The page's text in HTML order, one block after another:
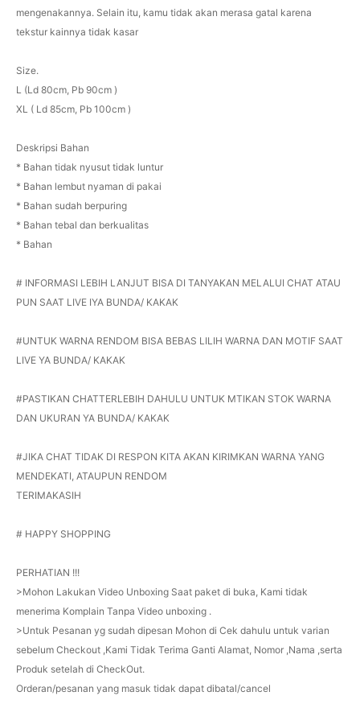
mengenakannya. Selain itu, kamu tidak akan merasa gatal karena
tekstur kainnya tidak kasar
Size.
L (Ld 80cm, Pb 90cm )
XL ( Ld 85cm, Pb 100cm )
Deskripsi Bahan
* Bahan tidak nyusut tidak luntur
* Bahan lembut nyaman di pakai
* Bahan sudah berpuring
* Bahan tebal dan berkualitas
* Bahan
# INFORMASI LEBIH LANJUT BISA DI TANYAKAN MELALUI CHAT ATAU
PUN SAAT LIVE IYA BUNDA/ KAKAK
#UNTUK WARNA RENDOM BISA BEBAS LILIH WARNA DAN MOTIF SAAT
LIVE YA BUNDA/ KAKAK
#PASTIKAN CHATTERLEBIH DAHULU UNTUK MTIKAN STOK WARNA
DAN UKURAN YA BUNDA/ KAKAK
#JIKA CHAT TIDAK DI RESPON KITA AKAN KIRIMKAN WARNA YANG
MENDEKATI, ATAUPUN RENDOM
TERIMAKASIH
# HAPPY SHOPPING
PERHATIAN !!!
>Mohon Lakukan Video Unboxing Saat paket di buka, Kami tidak
menerima Komplain Tanpa Video unboxing .
>Untuk Pesanan yg sudah dipesan Mohon di Cek dahulu untuk varian
sebelum Checkout ,Kami Tidak Terima Ganti Alamat, Nomor ,Nama ,serta
Produk setelah di CheckOut.
Orderan/pesanan yang masuk tidak dapat dibatal/cancel